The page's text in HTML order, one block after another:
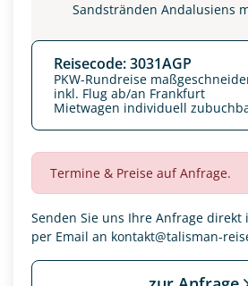
Sandstränden Andalusiens
Reisecode: 3031AGP
PKW-Rundreise
inkl. Flug ab/an Frankfurt
Mietwagen individuell
Termine & Preise auf Anfrage.
Senden Sie uns Ihre Anfrage direkt
per Email an kontakt@talisman-